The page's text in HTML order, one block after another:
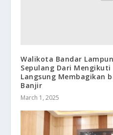
Walikota Bandar
Sepulang Dari
Langsung Membagikan
Banjir
March 1, 2025